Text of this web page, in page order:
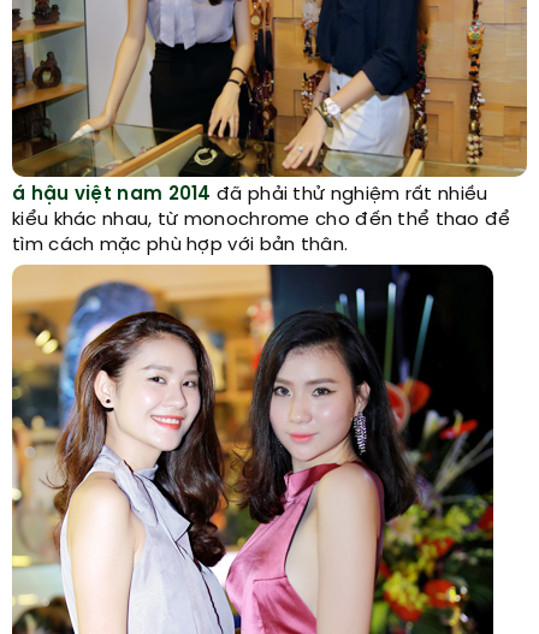
á hậu việt nam 2014 đã phải thử nghiệm rất nhiều
kiểu khác nhau, từ monochrome cho đến thể thao để
tìm cách mặc phù hợp với bản thân.